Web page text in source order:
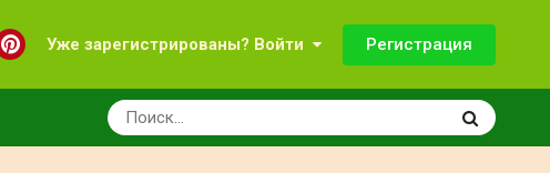
Уже зарегистрированы? Войти Регистрация